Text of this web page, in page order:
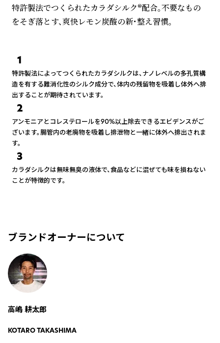
特許製法でつくられたカラダシルク®配合。不要なもの
をそぎ落とす、爽快レモン炭酸の新・整え習慣。
1
特許製法によってつくられたカラダシルクは、ナノレベルの多孔質構
造を有する難消化性のシルク成分で、体内の残留物を吸着し体外へ排
出することが期待されています。
2
アンモニアとコレステロールを90%以上除去できるエビデンスがご
ざいます。腸管内の老廃物を吸着し排泄物と一緒に体外へ排出されま
す。
3
カラダシルクは無味無臭の液体で、食品などに混ぜても味を損ねない
ことが特徴的です。
ブランドオーナーについて
高嶋 耕太郎
KOTARO TAKASHIMA